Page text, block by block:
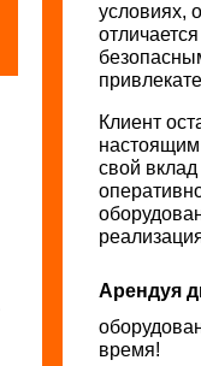
условиях,
Клиент
свой
Арендуя
время!